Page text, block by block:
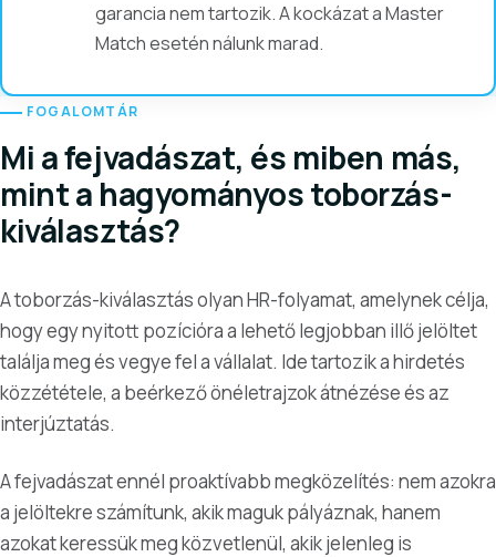
garancia nem tartozik. A kockázat a Master
Match esetén nálunk marad.
FOGALOMTÁR
Mi a fejvadászat, és miben más,
mint a hagyományos toborzás-
kiválasztás?
A toborzás-kiválasztás olyan HR-folyamat, amelynek célja,
hogy egy nyitott pozícióra a lehető legjobban illő jelöltet
találja meg és vegye fel a vállalat. Ide tartozik a hirdetés
közzététele, a beérkező önéletrajzok átnézése és az
interjúztatás.
A fejvadászat ennél proaktívabb megközelítés: nem azokra
a jelöltekre számítunk, akik maguk pályáznak, hanem
azokat keressük meg közvetlenül, akik jelenleg is